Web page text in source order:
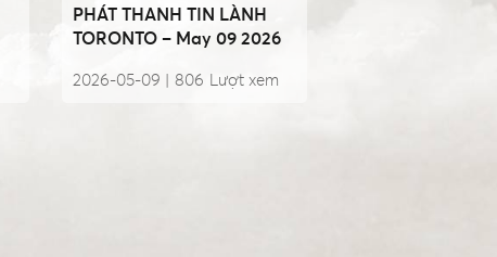
PHÁT THANH TIN LÀNH
TORONTO – May 09 2026
2026-05-09 | Lượt xem
806